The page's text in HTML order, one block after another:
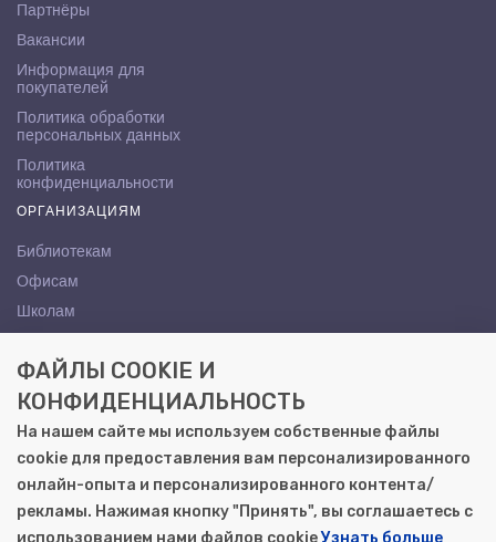
Партнёры
Вакансии
Информация для
покупателей
Политика обработки
персональных данных
Политика
конфиденциальности
ОРГАНИЗАЦИЯМ
Библиотекам
Офисам
Школам
КОНТАКТЫ
Саратов, ул. Осипова, 10А
+7 (8452) 72-65-65
gemera@moya-kniga.ru
ФАЙЛЫ COOKIE И
КОНФИДЕНЦИАЛЬНОСТЬ
На нашем сайте мы используем собственные файлы
cookie для предоставления вам персонализированного
онлайн-опыта и персонализированного контента/
рекламы. Нажимая кнопку "Принять", вы соглашаетесь с
использованием нами файлов cookieУзнать больше